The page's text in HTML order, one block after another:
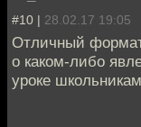
#10 | 28.02.17 19:05
Отличный формат
о каком-либо
уроке